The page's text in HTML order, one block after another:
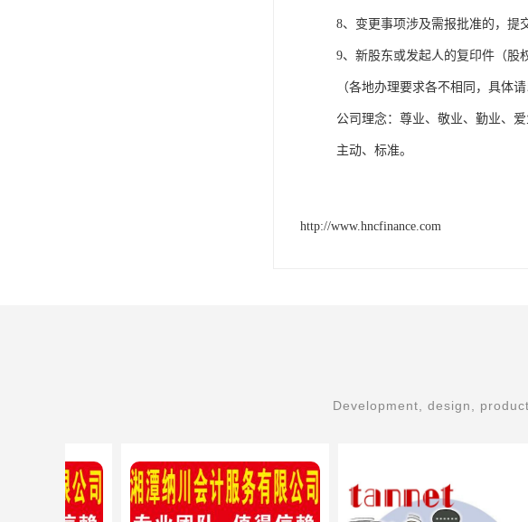
8、变更事项涉及需报批准的，提
9、新股东或发起人的复印件（股
（各地办理要求各不相同，具体
公司理念：尊业、敬业、勤业、
主动、标准。
http://www.hncfinance.com
Development, design,